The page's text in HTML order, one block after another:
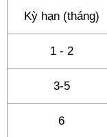
Kỳ hạn (tháng)
1 - 2
3-5
6